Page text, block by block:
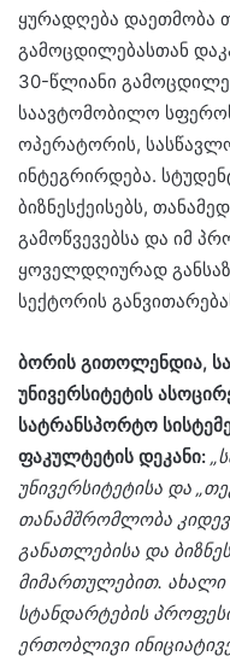
ყურადღება დაეთმობა
გამოცდილებასთან
30-წლიანი
საავტომობილო
ოპერატორის,
ინტეგრირდება.
ბიზნესქეისებს,
გამოწვევებსა და იმ
ყოველდღიურად
სექტორის
ბორის გითოლენდია,
უნივერსიტეტის
სატრანსპორტო
ფაკულტეტის დეკანი:
უნივერსიტეტისა და
თანამშრომლობა კიდევ
განათლებისა და
მიმართულებით.
სტანდარტების
ერთობლივი